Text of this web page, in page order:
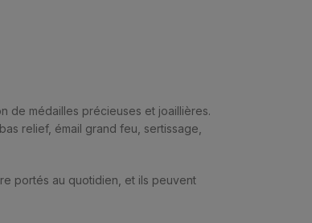
de médailles précieuses et joaillières.
relief, émail grand feu, sertissage,
portés au quotidien, et ils peuvent